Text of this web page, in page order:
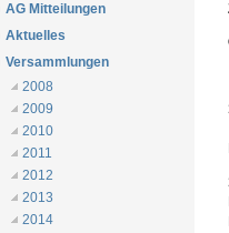
AG Mitteilungen
Aktuelles
Versammlungen
2008
2009
2010
2011
2012
2013
2014